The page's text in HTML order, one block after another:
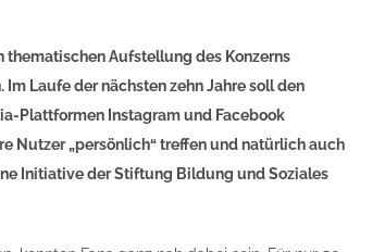
thematischen Aufstellung des Konzerns
Laufe der nächsten zehn Jahre soll den
Plattformen Instagram und Facebook
Nutzer „persönlich“ treffen und natürlich auch
Initiative der Stiftung Bildung und Soziales